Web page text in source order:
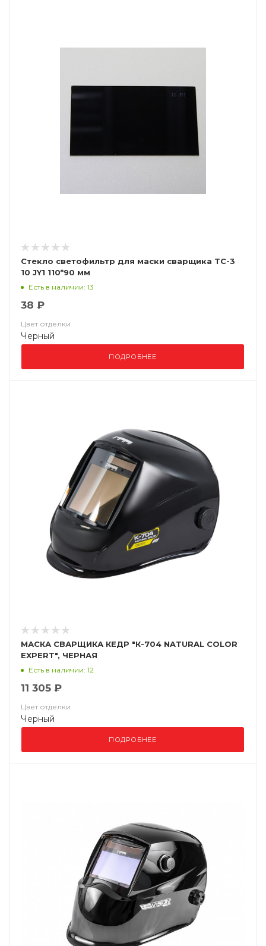
Стекло светофильтр для маски сварщика ТС-3
10 JY1 110*90 мм
Есть в наличии: 13
38 ₽
Цвет отделки
Черный
ПОДРОБНЕЕ
МАСКА СВАРЩИКА КЕДР "К-704 NATURAL COLOR
EXPERT", ЧЕРНАЯ
Есть в наличии: 12
11 305 ₽
Цвет отделки
Черный
ПОДРОБНЕЕ